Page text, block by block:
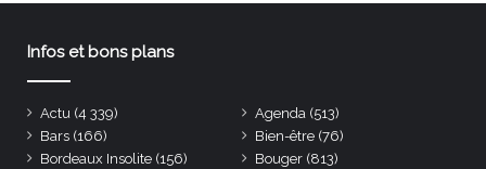
Infos et bons plans
Actu (4 339) Agenda (513)
Bars (166) Bien-être (76)
Bordeaux Insolite (156) Bouger (813)